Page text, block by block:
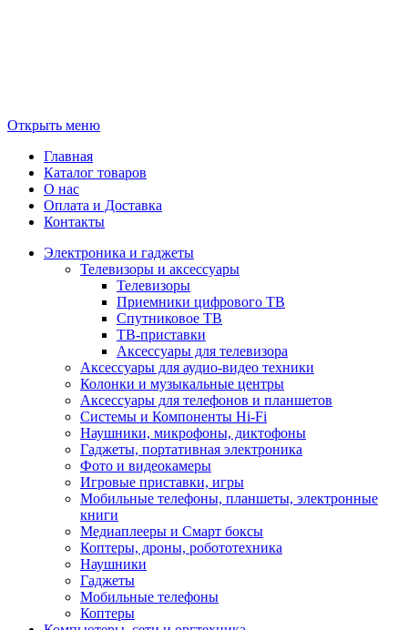
Открыть меню
Главная
Каталог товаров
О нас
Оплата и Доставка
Контакты
Электроника и гаджеты
Телевизоры и аксессуары
Телевизоры
Приемники цифрового ТВ
Спутниковое ТВ
ТВ-приставки
Аксессуары для телевизора
Аксессуары для аудио-видео техники
Колонки и музыкальные центры
Аксессуары для телефонов и планшетов
Системы и Компоненты Hi-Fi
Наушники, микрофоны, диктофоны
Гаджеты, портативная электроника
Фото и видеокамеры
Игровые приставки, игры
Мобильные телефоны, планшеты, электронные
книги
Медиаплееры и Смарт боксы
Коптеры, дроны, робототехника
Наушники
Гаджеты
Мобильные телефоны
Коптеры